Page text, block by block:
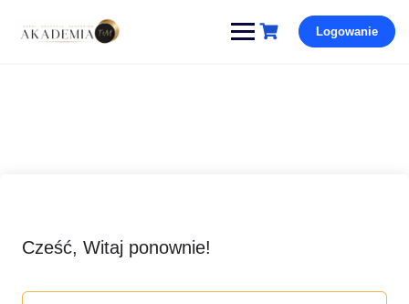
Logowanie
Cześć, Witaj ponownie!